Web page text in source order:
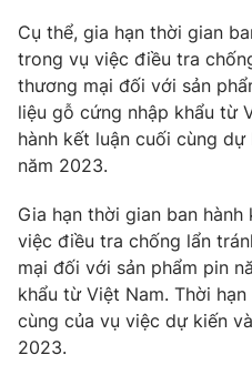
Câu chuyện quốc tế
Thị trường
Góc doanh nghiệp
Dữ liệu và đời sống
Truyền hình
Phim VTV
Hậu trường
Nhân vật
Khán giả
Giải sao mai
Giải trí
Âm nhạc
Sao
Đời sống
Du lịch
Làm đẹp
Chất lượng cuộc sống
Giáo dục
Tuyển sinh
Công nghệ
Cụ thể, gia hạn thời gian
trong vụ việc điều tra
thương mại đối với sản
liệu gỗ cứng nhập khẩu từ
hành kết luận cuối cùng
năm 2023.
Gia hạn thời gian ban
việc điều tra chống lẩn
mại đối với sản phẩm pin
khẩu từ Việt Nam. Thời
cùng của vụ việc dự kiến
2023.